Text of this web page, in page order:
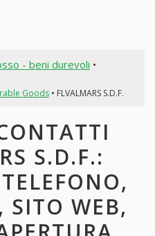
- beni durevoli •
Goods• FLVALMARS S.D.F.
S.D.F.:
SITO WEB,